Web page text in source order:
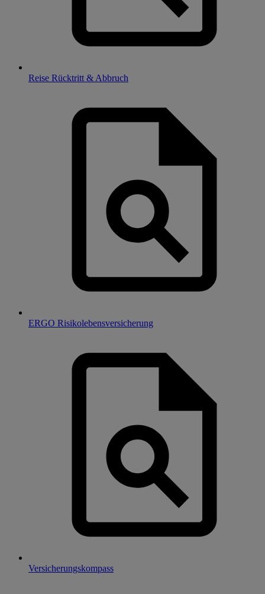
Reise Rücktritt & Abbruch
ERGO Risikolebensversicherung
Versicherungskompass